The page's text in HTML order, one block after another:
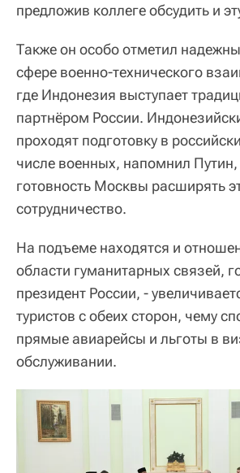
предложив коллеге обсудить и
Также он особо отметил
сфере военно-технического
где Индонезия выступает
партнёром России.
проходят подготовку в
числе военных, напомнил Путин,
готовность Москвы расширять
сотрудничество.
На подъеме находятся и
области гуманитарных связей,
президент России, -
туристов с обеих сторон, чему
прямые авиарейсы и льготы в
обслуживании.